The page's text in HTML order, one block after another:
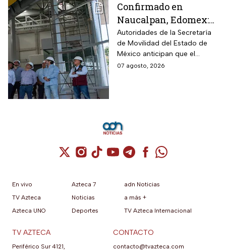
Confirmado en
Naucalpan, Edomex:
la Línea 3 del
Mexicable llega al
71,4% de avance y
anuncian cuándo
Autoridades de la Secretaría
de Movilidad del Estado de
México anticipan que el
transporte teleférico reducirá
07 agosto, 2026
Cuenta de X / Twitter (se abre en una
Cuenta de Instagram (se abre en una
Cuenta de TikTok (se abre en
Cuenta de YouTube (se abre
Cuenta de Telegram (se
Cuenta de
Cuenta de
En vivo
TV Azteca
Azteca UNO
Azteca 7
Noticias
Deportes
adn Noticias
a más +
TV Azteca Internacional
TV AZTECA
Periférico Sur 4121,
CONTACTO
contacto@tvazteca.com